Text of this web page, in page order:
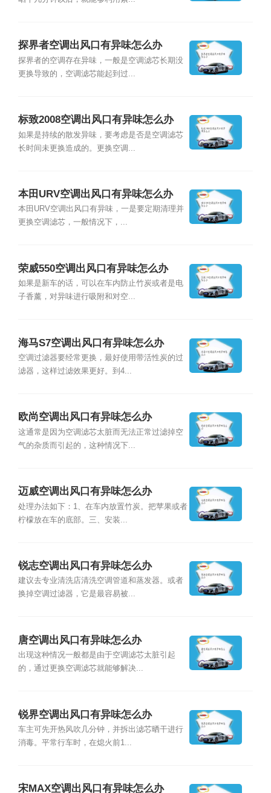
探界者空调出风口有异味怎么办
探界者的空调存在异味，一般是空调滤芯长期没
更换导致的，空调滤芯能起到过...
标致2008空调出风口有异味怎么办
如果是持续的散发异味，要考虑是否是空调滤芯
长时间未更换造成的。更换空调...
本田URV空调出风口有异味怎么办
本田URV空调出风口有异味，一是要定期清理并
更换空调滤芯，一般情况下，...
荣威550空调出风口有异味怎么办
如果是新车的话，可以在车内防止竹炭或者是电
子香薰，对异味进行吸附和对空...
海马S7空调出风口有异味怎么办
空调过滤器要经常更换，最好使用带活性炭的过
滤器，这样过滤效果更好。到4...
欧尚空调出风口有异味怎么办
这通常是因为空调滤芯太脏而无法正常过滤掉空
气的杂质而引起的，这种情况下...
迈威空调出风口有异味怎么办
处理办法如下：1、在车内放置竹炭。把苹果或者
柠檬放在车的底部。三、安装...
锐志空调出风口有异味怎么办
建议去专业清洗店清洗空调管道和蒸发器。或者
换掉空调过滤器，它是最容易被...
唐空调出风口有异味怎么办
出现这种情况一般都是由于空调滤芯太脏引起
的，通过更换空调滤芯就能够解决...
锐界空调出风口有异味怎么办
车主可先开热风吹几分钟，并拆出滤芯晒干进行
消毒。平常行车时，在熄火前1...
宋MAX空调出风口有异味怎么办